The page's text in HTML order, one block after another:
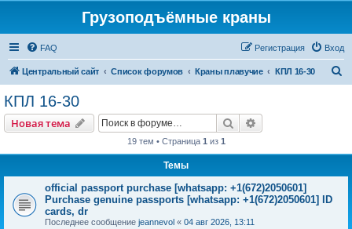
Грузоподъёмные краны
FAQ Вход
Регистрация
Центральный сайт Список форумов Краны плавучие КПЛ 16-30
КПЛ 16-30
Новая тема Поиск
19 тем • Страница 1 из 1
Темы
official passport purchase [whatsapp: +1(672)2050601]
Purchase genuine passports [whatsapp: +1(672)2050601] ID
cards, dr
Последнее сообщение jeannevol « 04 авг 2026, 13:11